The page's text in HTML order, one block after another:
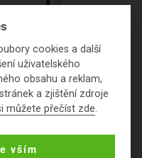
NA OČI 05
GREEN
1,19 g JOIK
cookies a další
uživatelského
obsahu a reklam,
a zjištění zdroje
můžete přečíst zde.
vším